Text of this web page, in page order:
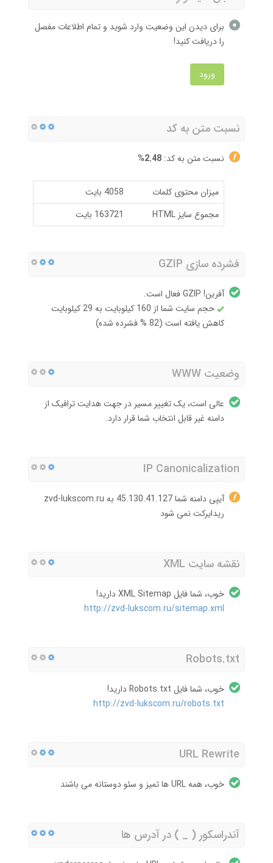
برای دیدن این وضعیت وارد شوید و تمام اطلاعات مفصل
را دریافت کنید!
ورود
نسبت متن به کد
نسبت متن به کد: 2.48%
میزان محتوی کلمات
4058 بایت
مجموع سایز HTML
163721 بایت
فشرده سازی GZIP
آفرین! GZIP فعال است.
حجم سایت شما از 160 کیلوبایت به 29 کیلوبایت
کاهش یافته است (82 % فشرده شده)
وضعیت WWW
عالی است، یک تغییر مسیر در جهت هدایت ترافیک از
دامنه غیر قابل انتخاب شما قرار دارد.
IP Canonicalization
آیپی دامنه شما 45.130.41.127 به zvd-lukscom.ru
ریدایرکت نمی شود
نقشه سایت XML
خوب، شما فایل XML Sitemap دارید!
http://zvd-lukscom.ru/sitemap.xml
Robots.txt
خوب، شما فایل Robots.txt دارید!
http://zvd-lukscom.ru/robots.txt
URL Rewrite
خوب، همه URL ها تمیز و سئو دوستانه می باشند
آندراسکور ( _ ) در آدرس ها